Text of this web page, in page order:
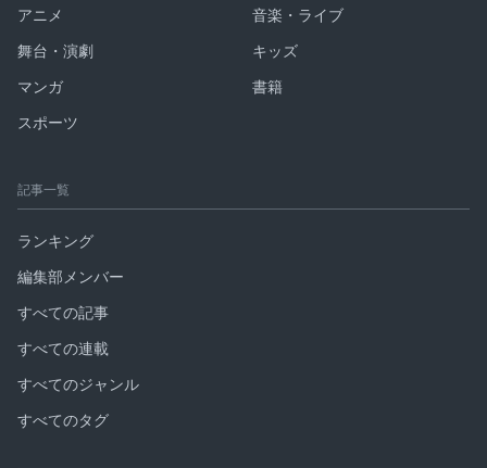
アニメ
音楽・ライブ
舞台・演劇
キッズ
マンガ
書籍
スポーツ
記事一覧
ランキング
編集部メンバー
すべての記事
すべての連載
すべてのジャンル
すべてのタグ